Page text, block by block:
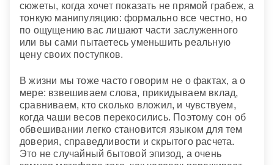
сюжеты, когда хочет показать не прямой грабеж, а
тонкую манипуляцию: формально все честно, но
по ощущению вас лишают части заслуженного
или вы сами пытаетесь уменьшить реальную
цену своих поступков.
В жизни мы тоже часто говорим не о фактах, а о
мере: взвешиваем слова, прикидываем вклад,
сравниваем, кто сколько вложил, и чувствуем,
когда чаши весов перекосились. Поэтому сон об
обвешивании легко становится языком для тем
доверия, справедливости и скрытого расчета.
Это не случайный бытовой эпизод, а очень